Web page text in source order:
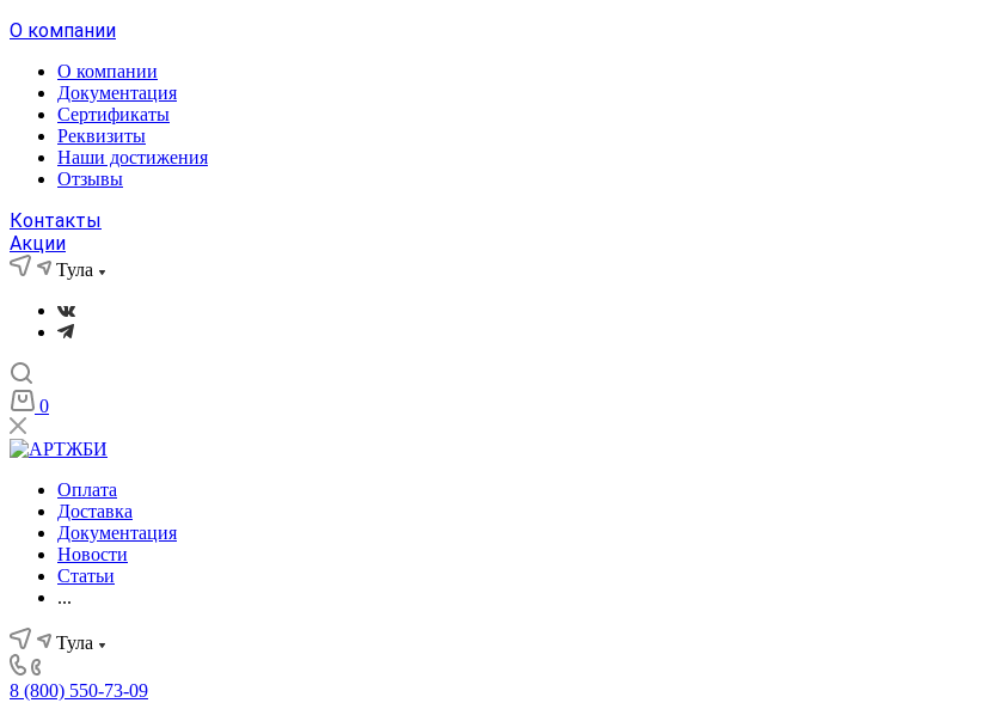
О компании
О компании
Документация
Сертификаты
Реквизиты
Наши достижения
Отзывы
Контакты
Акции
Тула
0
Оплата
Доставка
Документация
Новости
Статьи
...
Тула
8 (800) 550-73-09